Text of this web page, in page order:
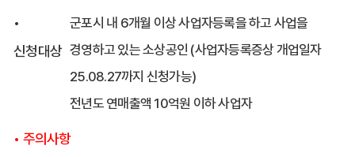
•
신청대상
군포시 내 6개월 이상 사업자등록을 하고 사업을
경영하고 있는 소상공인 (사업자등록증상 개업일자
25.08.27까지 신청가능)
전년도 연매출액 10억원 이하 사업자
• 주의사항